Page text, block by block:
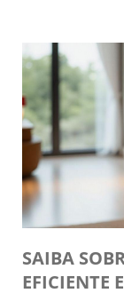
SAIBA
EFICIENTE